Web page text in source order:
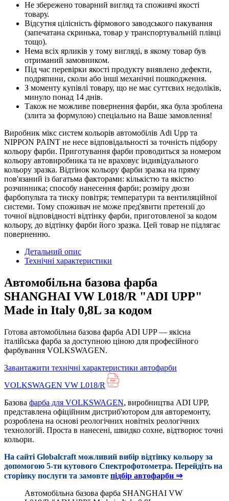
Не збережено товарний вигляд та споживчі якості
товару.
Відсутня цілісність фірмового заводського пакування
(запечатана скринька, товар у транспортувальній плівці
тощо).
Нема всіх ярликів у тому вигляді, в якому товар був
отриманий замовником.
Під час перевірки якості продукту виявлено дефекти,
подряпини, сколи або інші механічні пошкодження.
З моменту купівлі товару, що не має суттєвих недоліків,
минуло понад 14 днів.
Також не можливе повернення фарби, яка була зроблена
(злита за формулою) спеціально на Ваше замовлення!
Виробник мікс систем кольорів автомобілів Adi Upp та
NIPPON PAINT не несе відповідальності за точність підбору
кольору фарби. Приготування фарби проводиться за номером
кольору автовиробника та не враховує індивідуального
кольору зразка. Відтінок кольору фарби зразка на пряму
пов'язаний із багатьма факторами: кількістю та якістю
розчинника; способу нанесення фарби; розміру дюзи
фарбопульта та тиску повітря; температури та вентиляційної
системи. Тому споживач не може пред'явити претензії до
точної відповідності відтінку фарби, приготовленої за кодом
кольору, до відтінку фарби його зразка. Цей товар не підлягає
поверненню.
Детальний опис
Технічні характеристики
Автомобільна базова фарба
SHANGHAI VW L018/R "ADI UPP"
Made in Italy 0,8L за кодом
Готова автомобільна базова фарба ADI UPP — якісна
італійська фарба за доступною ціною для професійного
фарбування VOLKSWAGEN.
Завантажити технічні характеристики автофарби
VOLKSWAGEN VW L018/R
Базова фарба для VOLKSWAGEN, виробництва ADI UPP,
представлена офіційним дистриб'ютором для авторемонту,
розроблена на основі реологічних новітніх реологічних
технологій. Проста в нанесені, швидко сохне, відтворює точні
кольори.
На сайті Globalcraft можливий вибір відтінку кольору за
допомогою 5-ти кутового Cпектрофотометра. Перейдіть на
сторінку послуги та замовте підбір автофарби ⇒
Автомобільна базова фарба SHANGHAI VW